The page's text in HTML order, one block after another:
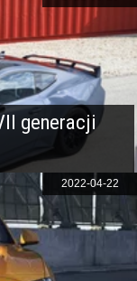
generacji
2022-04-22